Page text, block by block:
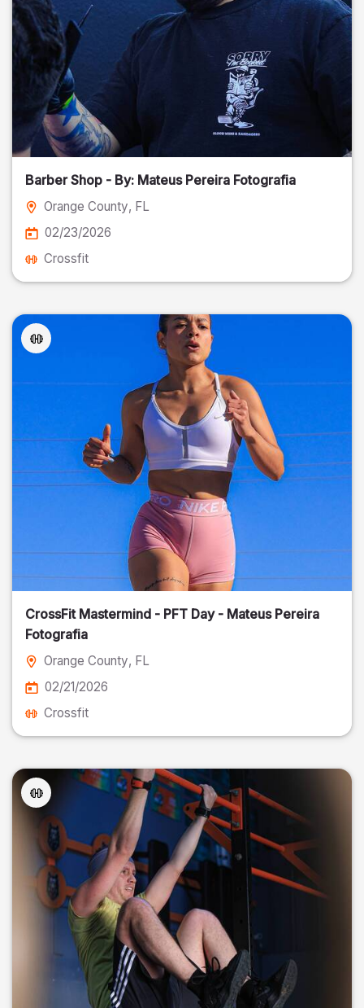
Barber Shop - By: Mateus Pereira Fotografia
Orange County, FL
02/23/2026
Crossfit
CrossFit Mastermind - PFT Day - Mateus Pereira
Fotografia
Orange County, FL
02/21/2026
Crossfit